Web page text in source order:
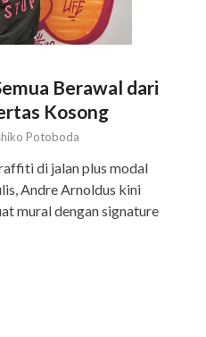
Berawal dari
Kosong
Potoboda
di jalan plus modal
Andre Arnoldus kini
mural dengan signature